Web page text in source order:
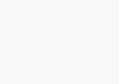
na pátek 1. a sobotu 2.